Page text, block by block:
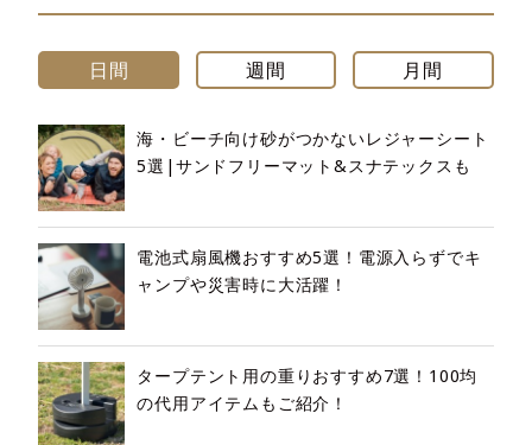
日間 週間 月間
海・ビーチ向け砂がつかないレジャーシート
5選|サンドフリーマット&スナテックスも
電池式扇風機おすすめ5選！電源入らずでキ
ャンプや災害時に大活躍！
タープテント用の重りおすすめ7選！100均
の代用アイテムもご紹介！